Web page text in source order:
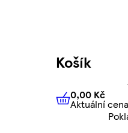
Košík
0,00 Kč
0,00 Kč
Aktuální